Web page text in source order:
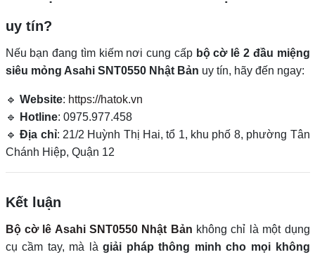
uy tín?
Nếu bạn đang tìm kiếm nơi cung cấp bộ cờ lê 2 đầu miệng
siêu mỏng Asahi SNT0550 Nhật Bản uy tín, hãy đến ngay:
🔹 Website: https://hatok.vn
🔹
Hotline: 0975.977.458
🔹Địa chỉ: 21/2 Huỳnh Thị Hai, tổ 1, khu phố 8, phường Tân
Chánh Hiệp, Quận 12
Kết luận
Bộ cờ lê Asahi SNT0550 Nhật Bản không chỉ là một dụng
cụ cầm tay, mà làgiải pháp thông minh cho mọi không